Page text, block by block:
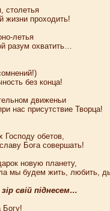
столетья
жизни проходить!
летья
разум охватить…
без конца!
движеньи
нас присутствие Творца!
Господу обетов,
Бога совершать!
новую планету,
мы будем жить, любить,
свій піднесем…